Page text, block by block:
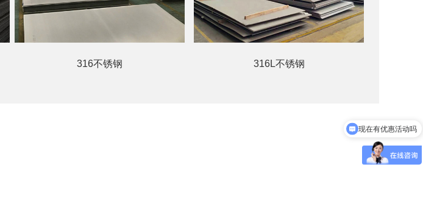
316不锈钢 316L不锈钢
可以介绍下你们的产品么